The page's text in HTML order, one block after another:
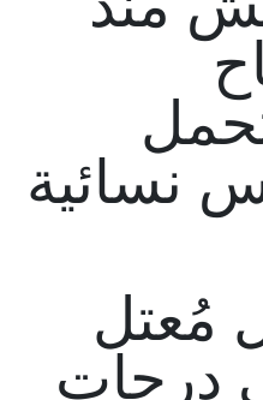
نسائية
مُعتل
درجات